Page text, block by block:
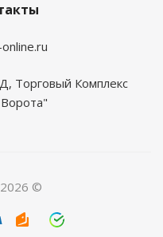
Торговый Комплекс
©